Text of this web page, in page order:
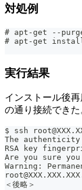
対処例
# apt-get --
# apt-get install
実行結果
インストール後
の通り接続できた
$ ssh
The authenticity
RSA key
Are you sure
Warning:
＜後略＞